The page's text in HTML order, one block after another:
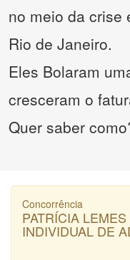
no meio da crise
Rio de Janeiro.
Eles Bolaram
cresceram o
Quer saber
Concorrência
PATRÍCIA
INDIVIDUAL DE